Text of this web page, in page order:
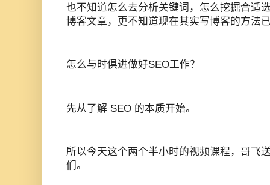
也不知道怎么去分析关键词，怎么挖掘合适
博客文章，更不知道现在其实写博客的方法
怎么与时俱进做好SEO工作？
先从了解 SEO 的本质开始。
所以今天这个两个半小时的视频课程，哥飞
们。